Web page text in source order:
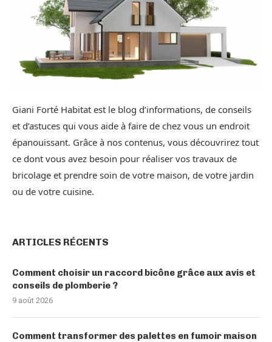
Giani Forté Habitat est le blog d’informations, de conseils
et d’astuces qui vous aide à faire de chez vous un endroit
épanouissant. Grâce à nos contenus, vous découvrirez tout
ce dont vous avez besoin pour réaliser vos travaux de
bricolage et prendre soin de votre maison, de votre jardin
ou de votre cuisine.
ARTICLES RÉCENTS
Comment choisir un raccord bicône grâce aux avis et
conseils de plomberie ?
9 août 2026
Comment transformer des palettes en fumoir maison